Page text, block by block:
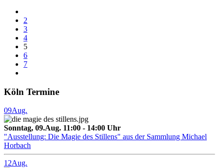
2
3
4
5
6
7
Köln Termine
09Aug.
Sonntag, 09.Aug. 11:00 - 14:00 Uhr
"Ausstellung: Die Magie des Stillens" aus der Sammlung Michael
Horbach
12Aug.